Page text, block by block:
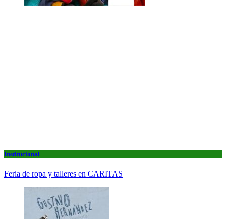
Institucional
Feria de ropa y talleres en CARITAS